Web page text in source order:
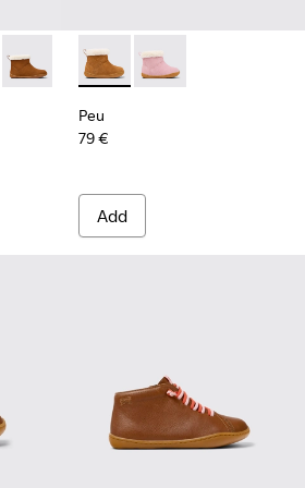
Suede Ankle Boots for Children.
005 003
Peu - K900365-002 - Brown Nubuck
Peu - K900365-001
Peu - K900388-001 -
Peu - K900388-002
Peu
79 €
Add